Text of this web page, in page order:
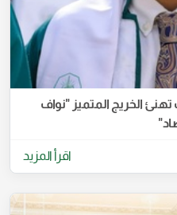
الخريج المتميز "نواف
اقرأ المزيد